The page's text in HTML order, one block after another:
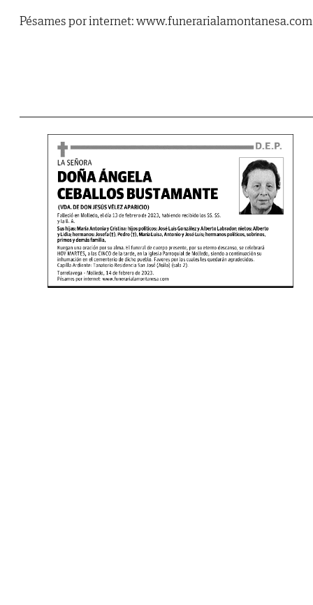
Pésames por internet: www.funerarialamontanesa.com